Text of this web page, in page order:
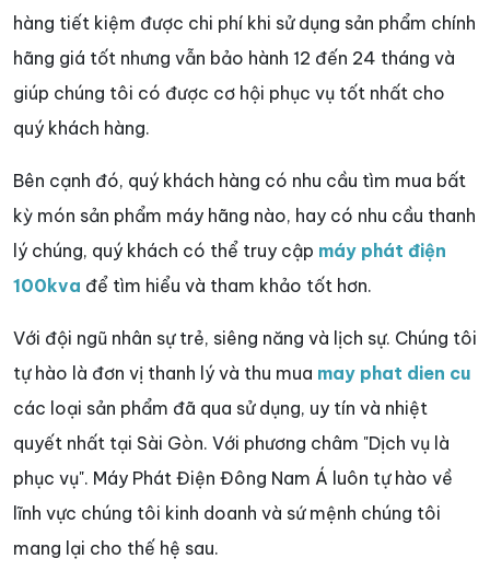
hàng tiết kiệm được chi phí khi sử dụng sản phẩm chính
hãng giá tốt nhưng vẫn bảo hành 12 đến 24 tháng và
giúp chúng tôi có được cơ hội phục vụ tốt nhất cho
quý khách hàng.
Bên cạnh đó, quý khách hàng có nhu cầu tìm mua bất
kỳ món sản phẩm máy hãng nào, hay có nhu cầu thanh
lý chúng, quý khách có thể truy cập máy phát điện
100kva để tìm hiểu và tham khảo tốt hơn.
Với đội ngũ nhân sự trẻ, siêng năng và lịch sự. Chúng tôi
tự hào là đơn vị thanh lý và thu mua may phat dien cu
các loại sản phẩm đã qua sử dụng, uy tín và nhiệt
quyết nhất tại Sài Gòn. Với phương châm "Dịch vụ là
phục vụ". Máy Phát Điện Đông Nam Á luôn tự hào về
lĩnh vực chúng tôi kinh doanh và sứ mệnh chúng tôi
mang lại cho thế hệ sau.